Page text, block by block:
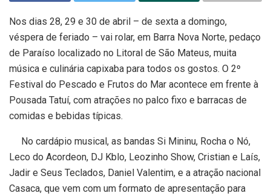
Nos dias 28, 29 e 30 de abril – de sexta a domingo,
véspera de feriado – vai rolar, em Barra Nova Norte, pedaço
de Paraíso localizado no Litoral de São Mateus, muita
música e culinária capixaba para todos os gostos. O 2º
Festival do Pescado e Frutos do Mar acontece em frente à
Pousada Tatuí, com atrações no palco fixo e barracas de
comidas e bebidas típicas.
No cardápio musical, as bandas Si Mininu, Rocha o Nó,
Leco do Acordeon, DJ Kblo, Leozinho Show, Cristian e Laís,
Jadir e Seus Teclados, Daniel Valentim, e a atração nacional
Casaca, que vem com um formato de apresentação para